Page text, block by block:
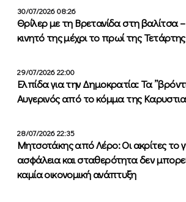
30/07/2026 08:26
Θρίλερ με τη Βρετανίδα στη βαλίτσα
κινητό της μέχρι το πρωί της Τετάρτης
29/07/2026 22:00
Ελπίδα για την Δημοκρατία: Τα
Αυγερινός από το κόμμα της
28/07/2026 22:35
Μητσοτάκης από Λέρο: Οι ακρίτες το
ασφάλεια και σταθερότητα δεν
καμία οικονομική ανάπτυξη